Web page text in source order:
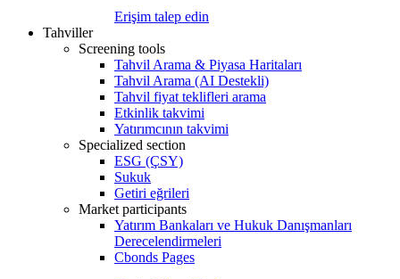
Erişim talep edin
Tahviller
Screening tools
Tahvil Arama & Piyasa Haritaları
Tahvil Arama (AI Destekli)
Tahvil fiyat teklifleri arama
Etkinlik takvimi
Yatırımcının takvimi
Specialized section
ESG (ÇSY)
Sukuk
Getiri eğrileri
Market participants
Yatırım Bankaları ve Hukuk Danışmanları
Derecelendirmeleri
Cbonds Pages